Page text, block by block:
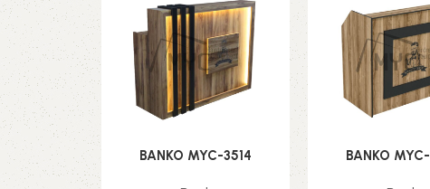
BANKO MYC-3514 BANKO